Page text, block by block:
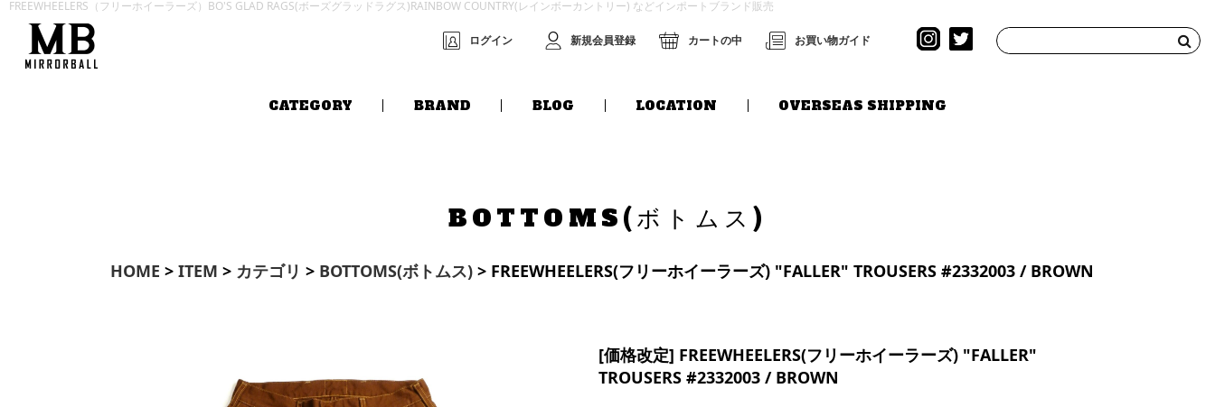
FREEWHEELERS（フリーホイーラーズ）BO'S GLAD RAGS(ボーズグラッドラグス)RAINBOW COUNTRY(レインボーカントリー) などインポートブランド販売
ログイン 新規会員登録 カートの中 お買い物ガイド
CATEGORY BRAND BLOG LOCATION OVERSEAS SHIPPING
BOTTOMS(ボトムス)
HOME > ITEM > カテゴリ > BOTTOMS(ボトムス) > FREEWHEELERS(フリーホイーラーズ) "FALLER" TROUSERS #2332003 / BROWN
[価格改定] FREEWHEELERS(フリーホイーラーズ) "FALLER"
TROUSERS #2332003 / BROWN